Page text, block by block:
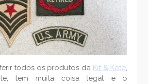
todos os produtos da Kit & Kate,
tem muita coisa legal e o